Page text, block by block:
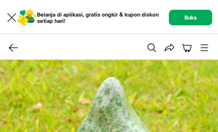
Belanja di aplikasi, gratis ongkir & kupon diskon
setiap hari!
Buka